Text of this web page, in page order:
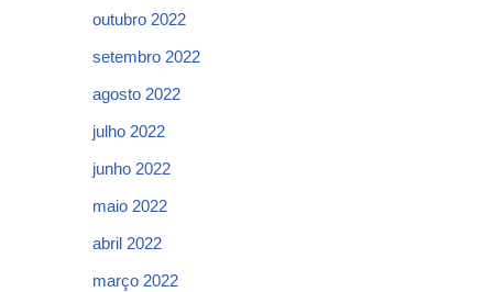
outubro 2022
setembro 2022
agosto 2022
julho 2022
junho 2022
maio 2022
abril 2022
março 2022